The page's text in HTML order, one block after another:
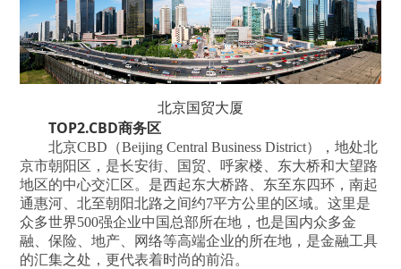
北京国贸大厦
TOP2.CBD商务区
北京CBD（Beijing Central Business District），地处北
京市朝阳区，是长安街、国贸、呼家楼、东大桥和大望路
地区的中心交汇区。是西起东大桥路、东至东四环，南起
通惠河、北至朝阳北路之间约7平方公里的区域。这里是
众多世界500强企业中国总部所在地，也是国内众多金
融、保险、地产、网络等高端企业的所在地，是金融工具
的汇集之处，更代表着时尚的前沿。